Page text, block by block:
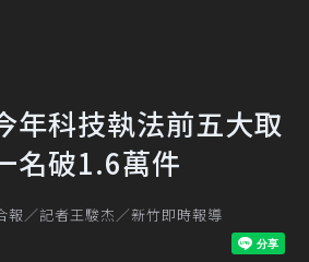
年科技執法前五大取
名破1.6萬件
報／記者王駿杰／新竹即時報導